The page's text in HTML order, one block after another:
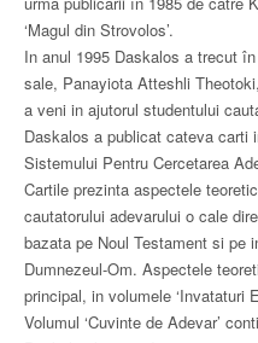
‘Magul din Strovolos’.
In anul 1995 Daskalos a trecut în
sale, Panayiota Atteshli
a veni in ajutorul studentului
Daskalos a publicat cateva carti
Sistemului Pentru Cercetarea
Cartile prezinta aspectele
cautatorului adevarului o cale
bazata pe Noul Testament si pe
Dumnezeul-Om. Aspectele
principal, in volumele ‘Invataturi
Volumul ‘Cuvinte de Adevar’